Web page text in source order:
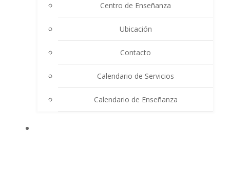
Centro de Enseñanza
Ubicación
Contacto
Calendario de Servicios
Calendario de Enseñanza